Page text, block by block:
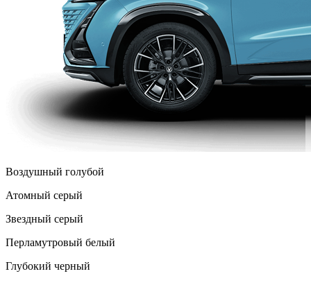
Воздушный голубой
Атомный серый
Звездный серый
Перламутровый белый
Глубокий черный